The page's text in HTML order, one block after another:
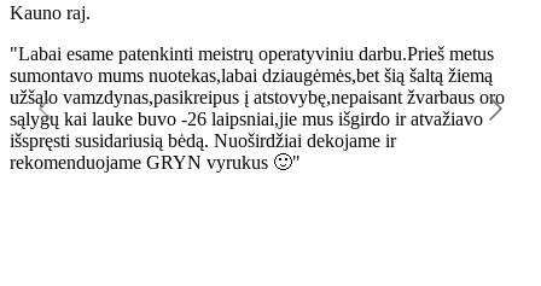
Kauno raj.
"Labai esame patenkinti meistrų operatyviniu darbu.Prieš metus
sumontavo mums nuotekas,labai dziaugėmės,bet šią šaltą žiemą
užšąlo vamzdynas,pasikreipus į atstovybę,nepaisant žvarbaus oro
sąlygų kai lauke buvo -26 laipsniai,jie mus išgirdo ir atvažiavo
išspręsti susidariusią bėdą. Nuoširdžiai dekojame ir
rekomenduojame GRYN vyrukus 🙂"